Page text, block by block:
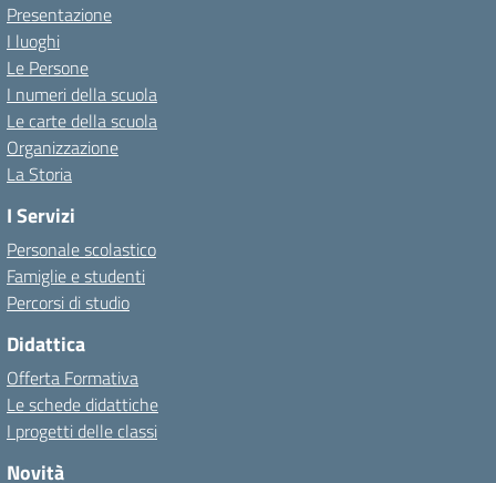
Presentazione
I luoghi
Le Persone
I numeri della scuola
Le carte della scuola
Organizzazione
La Storia
I Servizi
Personale scolastico
Famiglie e studenti
Percorsi di studio
Didattica
Offerta Formativa
Le schede didattiche
I progetti delle classi
Novità